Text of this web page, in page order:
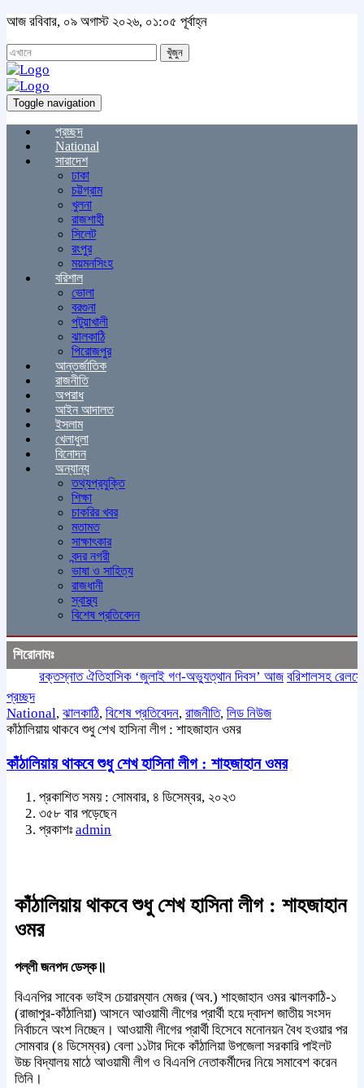
আজ রবিবার, ০৯ অগাস্ট ২০২৬, ০১:০৫ পূর্বাহ্ন
খুঁজুন
Toggle navigation
প্রচ্ছদ
National
সারাদেশ
ঢাকা
চট্টগ্রাম
খুলনা
রাজশাহী
সিলেট
রংপুর
ময়মনসিংহ
বরিশাল
ভোলা
বরগুনা
পটুয়াখালী
ঝালকাঠি
পিরোজপুর
আন্তর্জাতিক
রাজনীতি
অপরাধ
আইন আদালত
ইসলাম
খেলাধুলা
বিনোদন
অন্যান্য
তথ্যপ্রযুক্তি
শিক্ষা
চাকরির খবর
মতামত
সাক্ষাৎকার
বন্দর নগরী
ভাষা ও সাহিত্য
রাজধানী
স্বাস্থ্য
বিশেষ প্রতিবেদন
শিরোনামঃ
রক্তস্নাত ঐতিহাসিক ‌‘জুলাই গণ-অভ্যুত্থান দিবস’ আজ বরিশালসহ রেলসেবা
প্রচ্ছদ
National, ঝালকাঠি, বিশেষ প্রতিবেদন, রাজনীতি, লিড নিউজ
কাঁঠালিয়ায় থাকবে শুধু শেখ হাসিনা লীগ : শাহজাহান ওমর
কাঁঠালিয়ায় থাকবে শুধু শেখ হাসিনা লীগ : শাহজাহান ওমর
প্রকাশিত সময় : সোমবার, ৪ ডিসেম্বর, ২০২৩
৩৫৮ বার পড়েছেন
প্রকাশঃ admin
কাঁঠালিয়ায় থাকবে শুধু শেখ হাসিনা লীগ : শাহজাহান
ওমর
পল্লী জনপদ ডেস্ক॥
বিএনপির সাবেক ভাইস চেয়ারম্যান মেজর (অব.) শাহজাহান ওমর ঝালকাঠি-১
(রাজাপুর-কাঁঠালিয়া) আসনে আওয়ামী লীগের প্রার্থী হয়ে দ্বাদশ জাতীয় সংসদ
নির্বাচনে অংশ নিচ্ছেন। আওয়ামী লীগের প্রার্থী হিসেবে মনোনয়ন বৈধ হওয়ার পর
সোমবার (৪ ডিসেম্বর) বেলা ১১টার দিকে কাঁঠালিয়া উপজেলা সরকারি পাইলট
উচ্চ বিদ্যালয় মাঠে আওয়ামী লীগ ও বিএনপি নেতাকর্মীদের নিয়ে সমাবেশ করেন
তিনি।